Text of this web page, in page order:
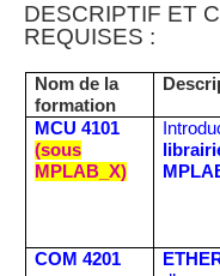
DESCRIPTIF ET
REQUISES :
Nom de la
formation
MCU 4101
(sous
MPLAB_X)
COM 4201